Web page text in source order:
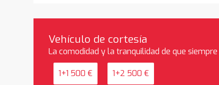
Vehículo de cortesía
La comodidad y la tranquilidad de que
1+1 500 € 1+2 500 €